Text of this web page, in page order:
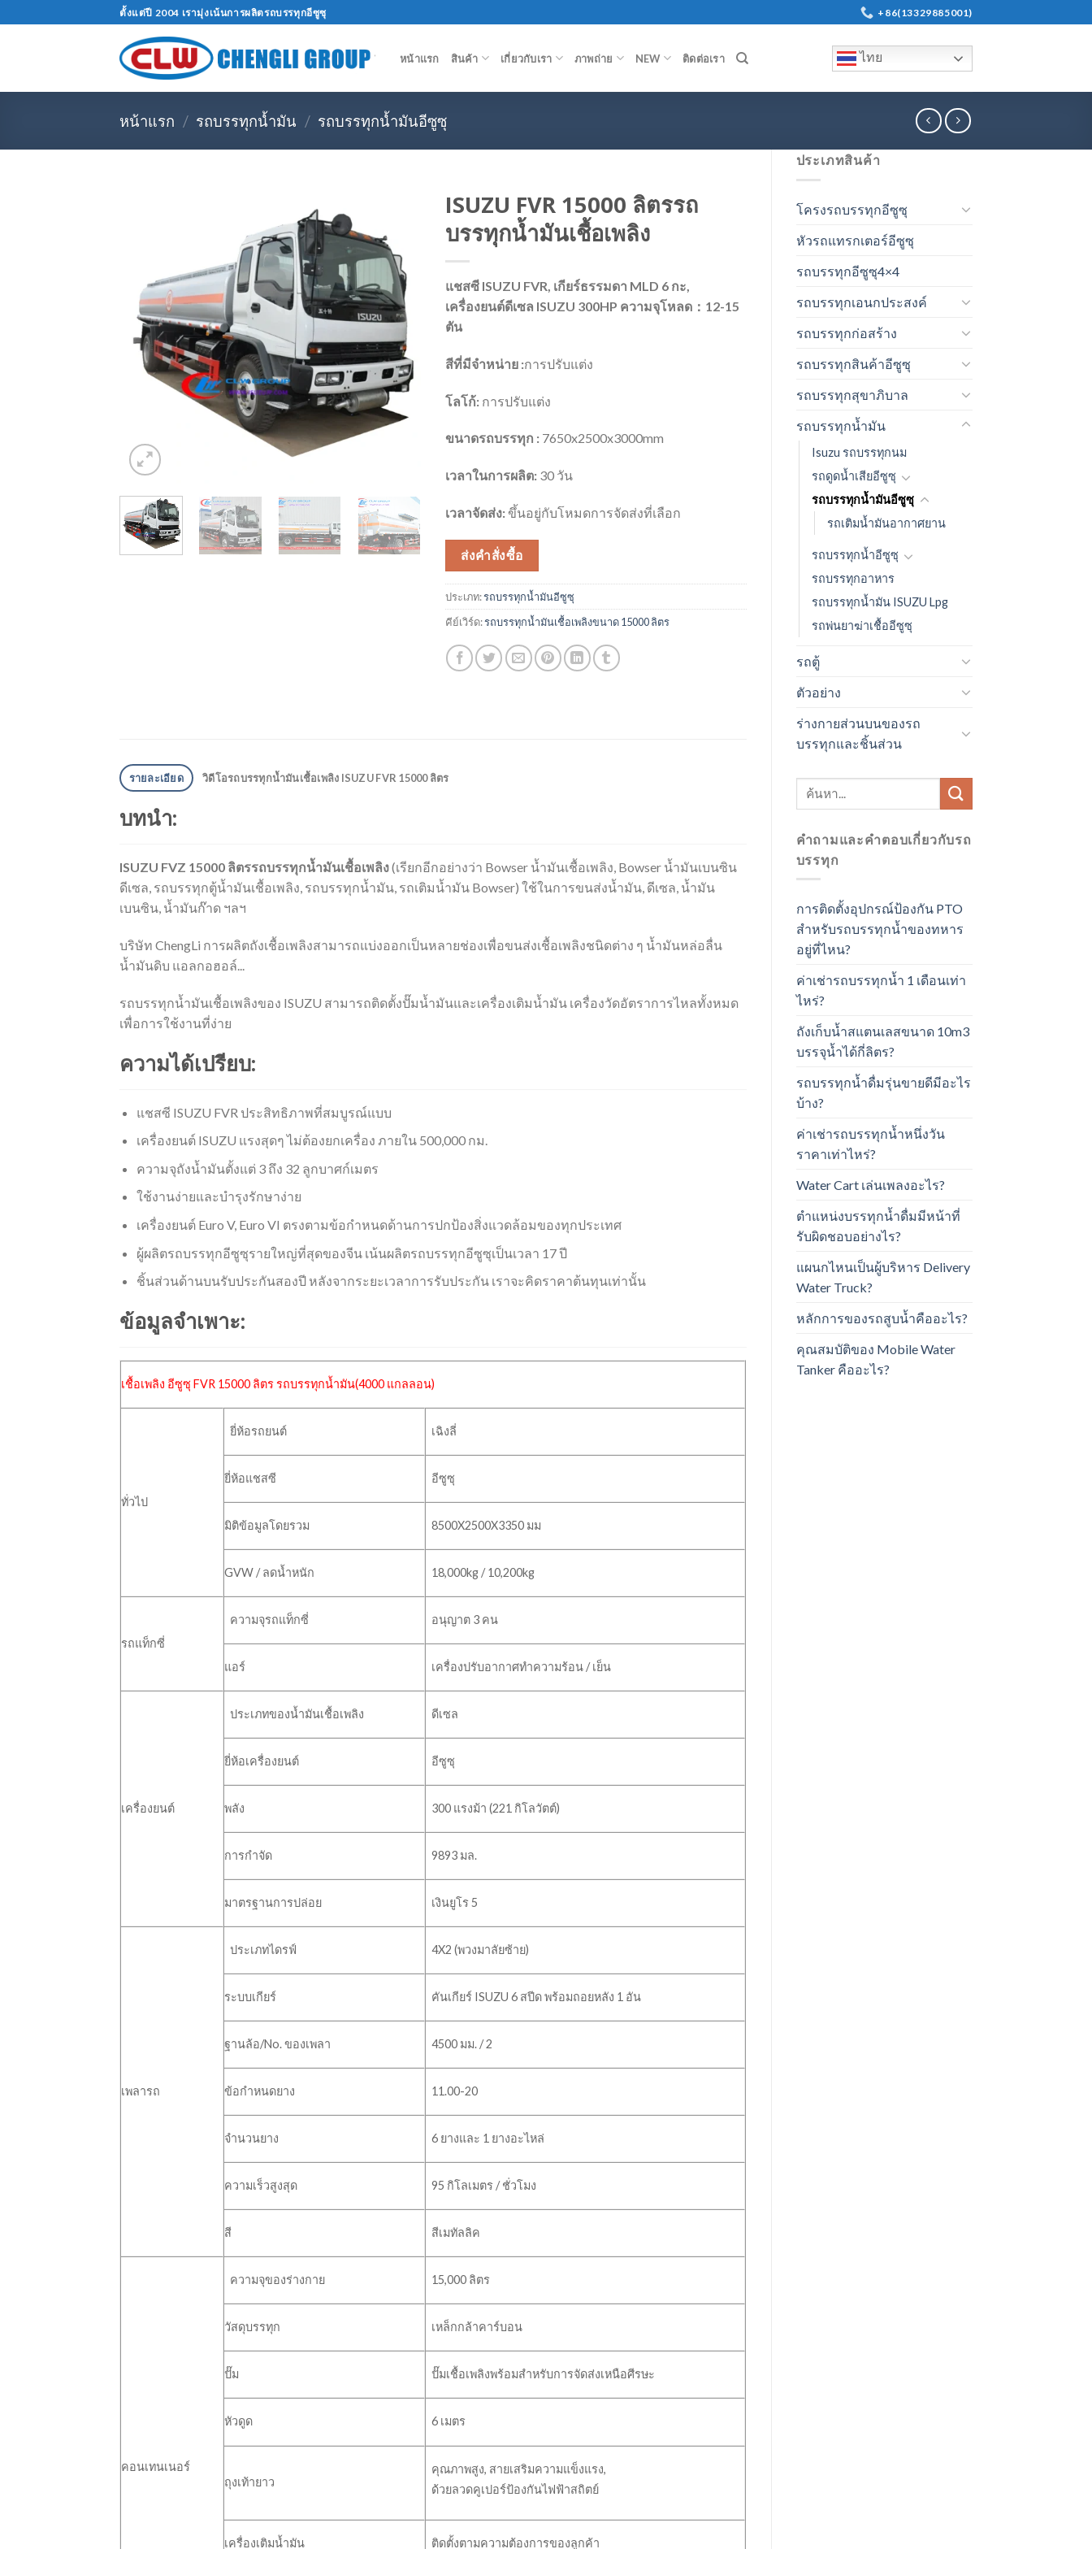
ไป
ตั้งแต่ปี 2004 เรามุ่งเน้นการผลิตรถบรรทุกอีซูซุ +86(13329885001)
หน้าแรก สินค้า เกี่ยวกับเรา ภาพถ่าย NEW ติดต่อเรา ไทย
หน้าแรก / รถบรรทุกน้ำมัน / รถบรรทุกน้ำมันอีซูซุ
ประเภทสินค้า
โครงรถบรรทุกอีซูซุ
หัวรถแทรกเตอร์อีซูซุ
รถบรรทุกอีซูซุ4×4
รถบรรทุกเอนกประสงค์
รถบรรทุกก่อสร้าง
รถบรรทุกสินค้าอีซูซุ
รถบรรทุกสุขาภิบาล
รถบรรทุกน้ำมัน
Isuzu รถบรรทุกนม
รถดูดน้ำเสียอีซูซุ
รถบรรทุกน้ำมันอีซูซุ
รถเติมน้ำมันอากาศยาน
รถบรรทุกน้ำอีซูซุ
รถบรรทุกอาหาร
รถบรรทุกน้ำมัน ISUZU Lpg
รถพ่นยาฆ่าเชื้ออีซูซุ
รถตู้
ตัวอย่าง
ร่างกายส่วนบนของรถ
บรรทุกและชิ้นส่วน
ค้นหา:
คำถามและคำตอบเกี่ยวกับรถ
บรรทุก
การติดตั้งอุปกรณ์ป้องกัน PTO
สำหรับรถบรรทุกน้ำของทหาร
อยู่ที่ไหน?
ค่าเช่ารถบรรทุกน้ำ 1 เดือนเท่า
ไหร่?
ถังเก็บน้ำสแตนเลสขนาด 10m3
บรรจุน้ำได้กี่ลิตร?
รถบรรทุกน้ำดื่มรุ่นขายดีมีอะไร
บ้าง?
ค่าเช่ารถบรรทุกน้ำหนึ่งวัน
ราคาเท่าไหร่?
Water Cart เล่นเพลงอะไร?
ตำแหน่งบรรทุกน้ำดื่มมีหน้าที่
รับผิดชอบอย่างไร?
แผนกไหนเป็นผู้บริหาร Delivery
Water Truck?
หลักการของรถสูบน้ำคืออะไร?
คุณสมบัติของ Mobile Water
Tanker คืออะไร?
ISUZU FVR 15000 ลิตรรถ
บรรทุกน้ำมันเชื้อเพลิง
แชสซี ISUZU FVR, เกียร์ธรรมดา MLD 6 กะ,
เครื่องยนต์ดีเซล ISUZU 300HP ความจุโหลด：12-15
ตัน
สีที่มีจำหน่าย :การปรับแต่ง
โลโก้:การปรับแต่ง
ขนาดรถบรรทุก : 7650x2500x3000mm
เวลาในการผลิต:30 วัน
เวลาจัดส่ง:ขึ้นอยู่กับโหมดการจัดส่งที่เลือก
ส่งคำสั่งซื้อ
ประเภท:รถบรรทุกน้ำมันอีซูซุ
คีย์เวิร์ด:รถบรรทุกน้ำมันเชื้อเพลิงขนาด 15000 ลิตร
รายละเอียด วิดีโอรถบรรทุกน้ำมันเชื้อเพลิง ISUZU FVR 15000 ลิตร
บทนำ:
ISUZU FVZ 15000 ลิตรรถบรรทุกน้ำมันเชื้อเพลิง(เรียกอีกอย่างว่า Bowser น้ำมันเชื้อเพลิง, Bowser น้ำมันเบนซิน
ดีเซล, รถบรรทุกตู้น้ำมันเชื้อเพลิง, รถบรรทุกน้ำมัน, รถเติมน้ำมัน Bowser) ใช้ในการขนส่งน้ำมัน, ดีเซล, น้ำมัน
เบนซิน, น้ำมันก๊าด ฯลฯ
บริษัท ChengLi การผลิตถังเชื้อเพลิงสามารถแบ่งออกเป็นหลายช่องเพื่อขนส่งเชื้อเพลิงชนิดต่าง ๆ น้ำมันหล่อลื่น
น้ำมันดิบ แอลกอฮอล์...
รถบรรทุกน้ำมันเชื้อเพลิงของ ISUZU สามารถติดตั้งปั๊มน้ำมันและเครื่องเติมน้ำมัน เครื่องวัดอัตราการไหลทั้งหมด
เพื่อการใช้งานที่ง่าย
ความได้เปรียบ:
แชสซี ISUZU FVR ประสิทธิภาพที่สมบูรณ์แบบ
เครื่องยนต์ ISUZU แรงสุดๆ ไม่ต้องยกเครื่อง ภายใน 500,000 กม.
ความจุถังน้ำมันตั้งแต่ 3 ถึง 32 ลูกบาศก์เมตร
ใช้งานง่ายและบำรุงรักษาง่าย
เครื่องยนต์ Euro V, Euro VI ตรงตามข้อกำหนดด้านการปกป้องสิ่งแวดล้อมของทุกประเทศ
ผู้ผลิตรถบรรทุกอีซูซุรายใหญ่ที่สุดของจีน เน้นผลิตรถบรรทุกอีซูซุเป็นเวลา 17 ปี
ชิ้นส่วนด้านบนรับประกันสองปี หลังจากระยะเวลาการรับประกัน เราจะคิดราคาต้นทุนเท่านั้น
ข้อมูลจำเพาะ:
เชื้อเพลิง อีซูซุ FVR 15000 ลิตรรถบรรทุกน้ำมัน(4000 แกลลอน)
ทั่วไป
ยี่ห้อรถยนต์ เฉิงลี่
ยี่ห้อแชสซี อีซูซุ
มิติข้อมูลโดยรวม 8500X2500X3350 มม
GVW / ลดน้ำหนัก 18,000kg / 10,200kg
รถแท็กซี่
ความจุรถแท็กซี่ อนุญาต 3 คน
แอร์ เครื่องปรับอากาศทำความร้อน / เย็น
เครื่องยนต์
ประเภทของน้ำมันเชื้อเพลิง ดีเซล
ยี่ห้อเครื่องยนต์ อีซูซุ
พลัง 300 แรงม้า (221 กิโลวัตต์)
การกำจัด 9893 มล.
มาตรฐานการปล่อย เงินยูโร 5
เพลารถ
ประเภทไดรฟ์ 4X2 (พวงมาลัยซ้าย)
ระบบเกียร์ คันเกียร์ ISUZU 6 สปีด พร้อมถอยหลัง 1 อัน
ฐานล้อ/No. ของเพลา 4500 มม. / 2
ข้อกำหนดยาง 11.00-20
จำนวนยาง 6 ยางและ 1 ยางอะไหล่
ความเร็วสูงสุด 95 กิโลเมตร / ชั่วโมง
สี สีเมทัลลิค
คอนเทนเนอร์
ความจุของร่างกาย 15,000 ลิตร
วัสดุบรรทุก เหล็กกล้าคาร์บอน
ปั๊ม ปั๊มเชื้อเพลิงพร้อมสำหรับการจัดส่งเหนือศีรษะ
หัวดูด 6 เมตร
ถุงเท้ายาว
คุณภาพสูง, สายเสริมความแข็งแรง,
ด้วยลวดคูเปอร์ป้องกันไฟฟ้าสถิตย์
เครื่องเติมน้ำมัน ติดตั้งตามความต้องการของลูกค้า